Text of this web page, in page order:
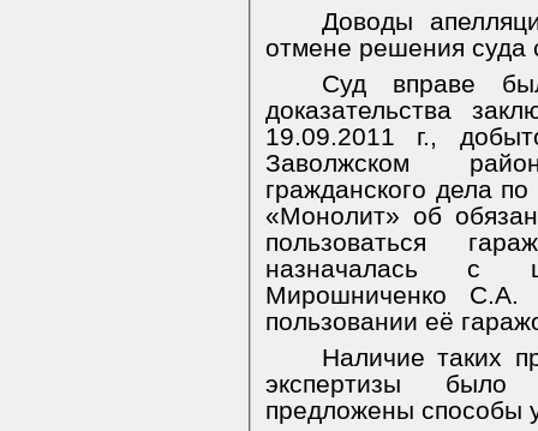
Доводы
отмене решения суда
Суд вправе
доказательства
19.09.2011 г.,
Заволжском
гражданского дела
«Монолит» об
пользоваться
назначалась с
Мирошниченко С.А.
пользовании её
Наличие таких
экспертизы было
предложены способы